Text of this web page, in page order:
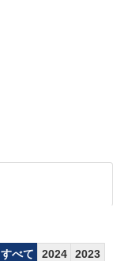
すべて 2024
2023